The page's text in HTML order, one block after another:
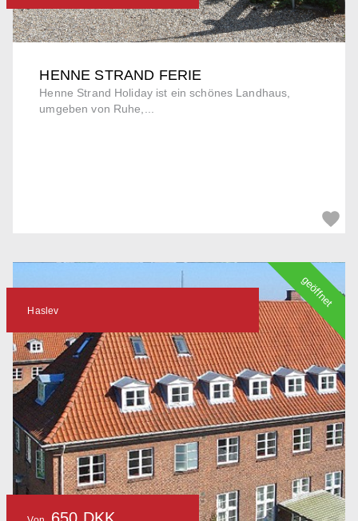
HENNE STRAND FERIE
Henne Strand Holiday ist ein schönes Landhaus,
umgeben von Ruhe,...
Haslev
650 DKK
geöffnet